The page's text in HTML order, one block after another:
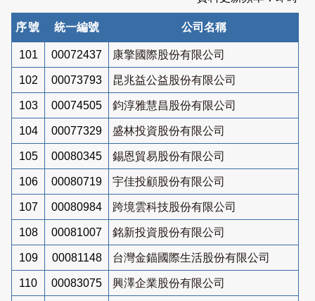
序號 統一編號 公司名稱
101 00072437 康擎國際股份有限公司
102 00073793 昆兆益公益股份有限公司
103 00074505 鈞淳雅慧昌股份有限公司
104 00077329 盛林投資股份有限公司
105 00080345 錫恩貿易股份有限公司
106 00080719 宇佳投顧股份有限公司
107 00080984 跨境雲科技股份有限公司
108 00081007 銘新投資股份有限公司
109 00081148 台灣金錨國際生活股份有限公司
110 00083075 興澤企業股份有限公司